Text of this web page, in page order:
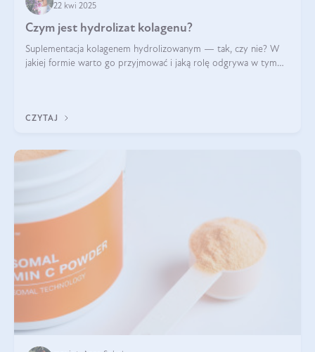
22 kwi 2025
Czym jest hydrolizat kolagenu?
Suplementacja kolagenem hydrolizowanym — tak, czy nie? W
jakiej formie warto go przyjmować i jaką rolę odgrywa w tym
CZYTAJ